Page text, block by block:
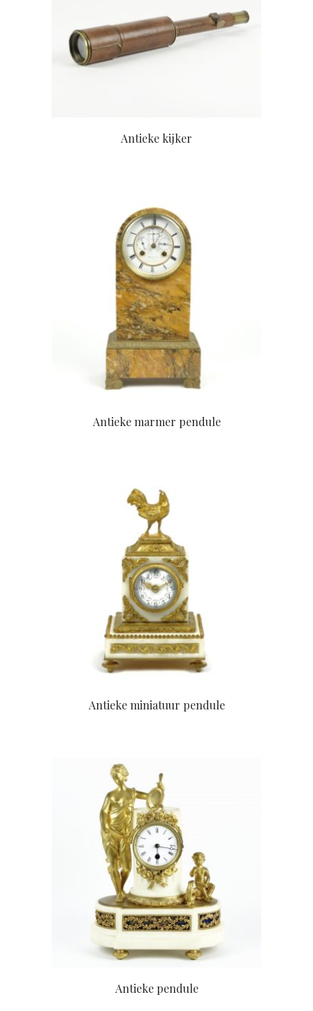
Antieke kijker
Antieke marmer pendule
Antieke miniatuur pendule
Antieke pendule